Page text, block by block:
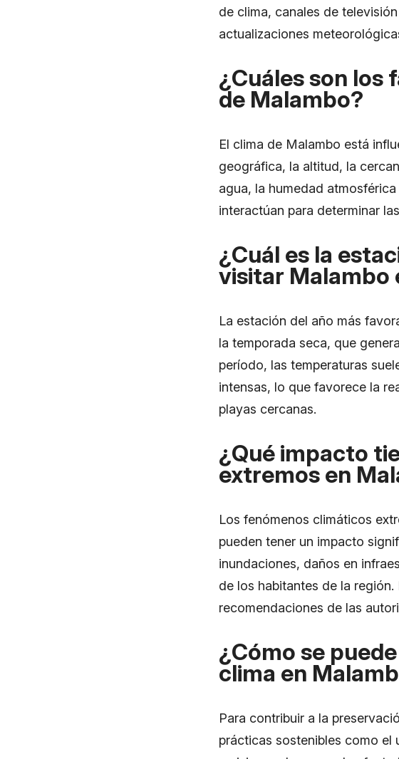
de clima, canales de
actualizaciones
¿Cuáles son los
de Malambo?
El clima de Malambo está
geográfica, la altitud, la
agua, la humedad
interactúan para determinar
¿Cuál es la
visitar Malambo
La estación del año más
la temporada seca, que
período, las temperaturas
intensas, lo que favorece la
playas cercanas.
¿Qué impacto
extremos en
Los fenómenos climáticos
pueden tener un impacto
inundaciones, daños en
de los habitantes de la
recomendaciones de las
¿Cómo se
clima en
Para contribuir a la
prácticas sostenibles como el